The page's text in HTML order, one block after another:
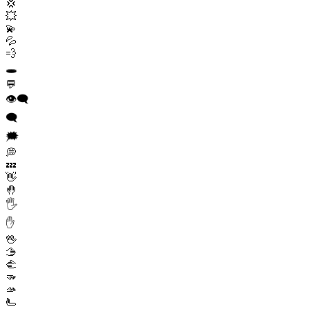
💢
💥
💫
💦
💨
🕳️
💬
👁️‍🗨️
🗨️
🗯️
💭
💤
👋
🤚
🖐️
✋
🖖
🫱
🫲
🫳
🫴
🫷